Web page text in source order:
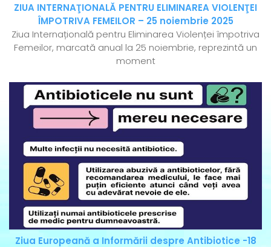
ZIUA INTERNAŢIONALĂ PENTRU ELIMINAREA VIOLENŢEI
ÎMPOTRIVA FEMEILOR – 25 noiembrie 2025
Ziua Internațională pentru Eliminarea Violenței împotriva
Femeilor, marcată anual la 25 noiembrie, reprezintă un
moment
Ziua Europeană a Informării despre Antibiotice -18